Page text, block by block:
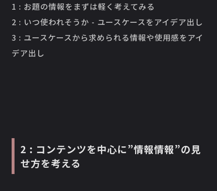
1 : お題の情報をまずは軽く考えてみる
2 : いつ使われそうか - ユースケースをアイデア出し
3 : ユースケースから求められる情報や使用感をアイ
デア出し
2 : コンテンツを中心に”情報情報”の見
せ方を考える